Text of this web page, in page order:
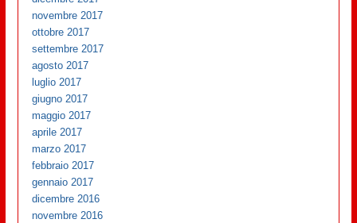
novembre 2017
ottobre 2017
settembre 2017
agosto 2017
luglio 2017
giugno 2017
maggio 2017
aprile 2017
marzo 2017
febbraio 2017
gennaio 2017
dicembre 2016
novembre 2016